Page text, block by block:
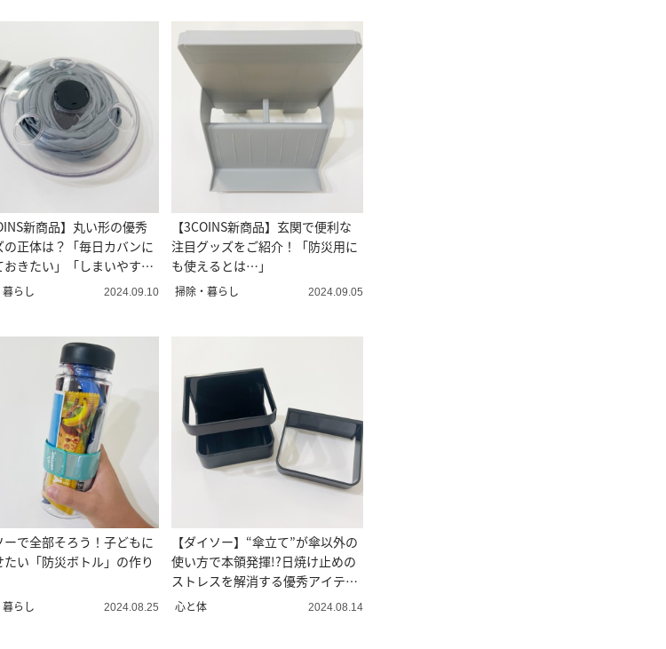
新商品】丸い形の優秀
の正体は？「毎日カバンに
おきたい」「しまいやす
らし 2024.09.10
【3COINS新商品】玄関で便利な
注目グッズをご紹介！「防災用に
も使えるとは…」
掃除・暮らし 2024.09.05
ーで全部そろう！子どもに
たい「防災ボトル」の作り
らし 2024.08.25
【ダイソー】“傘立て”が傘以外の
使い方で本領発揮!?日焼け止めの
ストレスを解消する優秀アイテム
3選
心と体 2024.08.14